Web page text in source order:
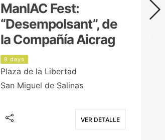
ManIAC Fest:
“Desempolsant”, de
la Compañía Aicrag
8 days
Plaza de la Libertad
San Miguel de Salinas
VER DETALLE